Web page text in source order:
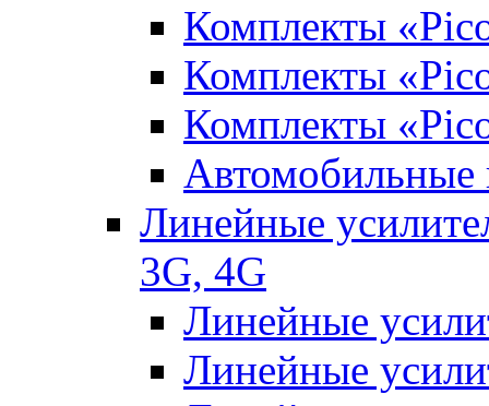
Комплекты
Комплекты
Комплекты
Автомобильные
Линейные
3G, 4G
Линейные
Линейные